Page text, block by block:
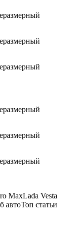
MaxLada Vesta
статьи